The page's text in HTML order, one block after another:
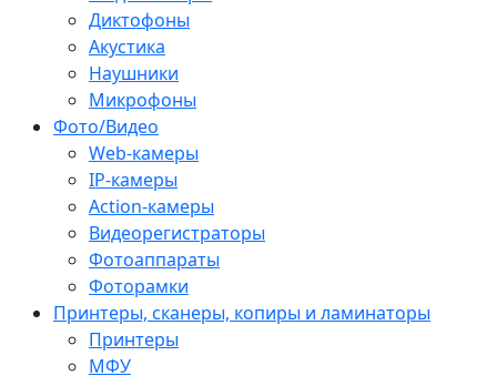
Диктофоны
Акустика
Наушники
Микрофоны
Фото/Видео
Web-камеры
IP-камеры
Action-камеры
Видеорегистраторы
Фотоаппараты
Фоторамки
Принтеры, сканеры, копиры и ламинаторы
Принтеры
МФУ